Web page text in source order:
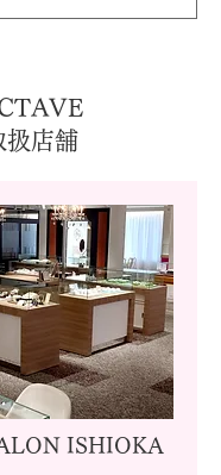
扱店舗
ISHIOKA